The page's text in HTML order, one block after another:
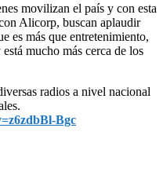
movilizan el país y con esta
Alicorp, buscan aplaudir
es más que entretenimiento,
mucho más cerca de los
radios a nivel nacional
Bgc